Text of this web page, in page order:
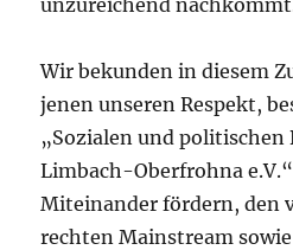
Wir bekunden in diesem
jenen unseren Respekt,
„Sozialen und
Limbach-Oberfrohna
Miteinander fördern, den
rechten Mainstream sowie